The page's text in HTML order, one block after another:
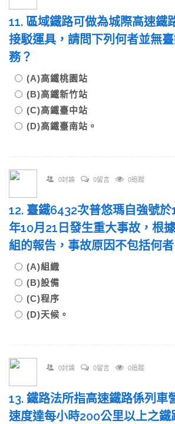
11. 區域鐵路可做為城際高速鐵
接駁運具，請問下列何者並無
務？
(A)高鐵桃園站
(B)高鐵新竹站
(C)高鐵臺中站
(D)高鐵臺南站。
0討論 0留言 0追蹤
12. 臺鐵6432次普悠瑪自強號於
年10月21日發生重大事故，根
組的報告，事故原因不包括何
(A)組織
(B)設備
(C)程序
(D)天候。
0討論 0留言 0追蹤
13. 鐵路法所指高速鐵路係列車
速度達每小時200公里以上之鐵